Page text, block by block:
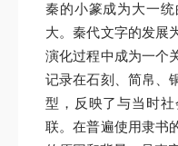
秦的小篆成为大一
大。秦代文字的发展
演化过程中成为一个
记录在石刻、简帛、
型，反映了与当时
联。在普遍使用隶书